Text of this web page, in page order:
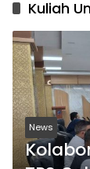
Kuliah
News